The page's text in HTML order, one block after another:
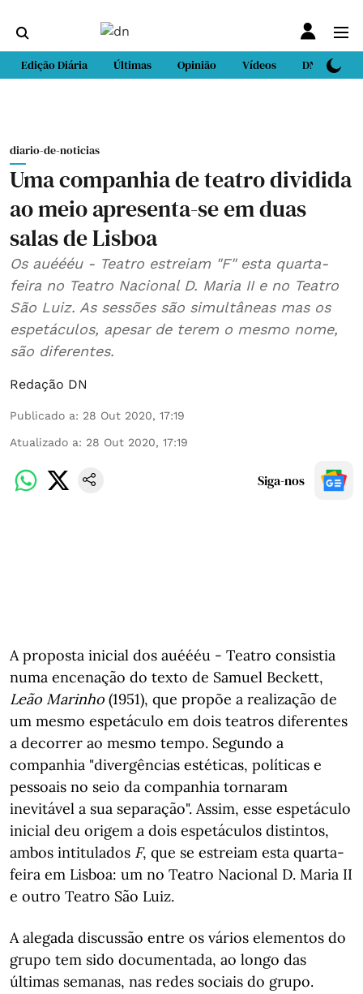
Edição Diária Últimas Opinião Vídeos DN Sport
diario-de-noticias
Uma companhia de teatro dividida
ao meio apresenta-se em duas
salas de Lisboa
Os auéééu - Teatro estreiam "F" esta quarta-
feira no Teatro Nacional D. Maria II e no Teatro
São Luiz. As sessões são simultâneas mas os
espetáculos, apesar de terem o mesmo nome,
são diferentes.
Redação DN
Publicado a: 28 Out 2020, 17:19
Atualizado a: 28 Out 2020, 17:19
Siga-nos
A proposta inicial dos auéééu - Teatro consistia
numa encenação do texto de Samuel Beckett,
Leão Marinho (1951), que propõe a realização de
um mesmo espetáculo em dois teatros diferentes
a decorrer ao mesmo tempo. Segundo a
companhia "divergências estéticas, políticas e
pessoais no seio da companhia tornaram
inevitável a sua separação". Assim, esse espetáculo
inicial deu origem a dois espetáculos distintos,
ambos intitulados F, que se estreiam esta quarta-
feira em Lisboa: um no Teatro Nacional D. Maria II
e outro Teatro São Luiz.
A alegada discussão entre os vários elementos do
grupo tem sido documentada, ao longo das
últimas semanas, nas redes sociais do grupo.